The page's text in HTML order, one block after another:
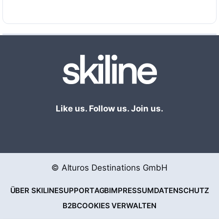
Like us. Follow us. Join us.
© Alturos Destinations GmbH
ÜBER SKILINESUPPORTAGBIMPRESSUMDATENSCHUTZ
B2BCOOKIES VERWALTEN